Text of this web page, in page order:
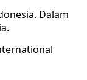
Dalam